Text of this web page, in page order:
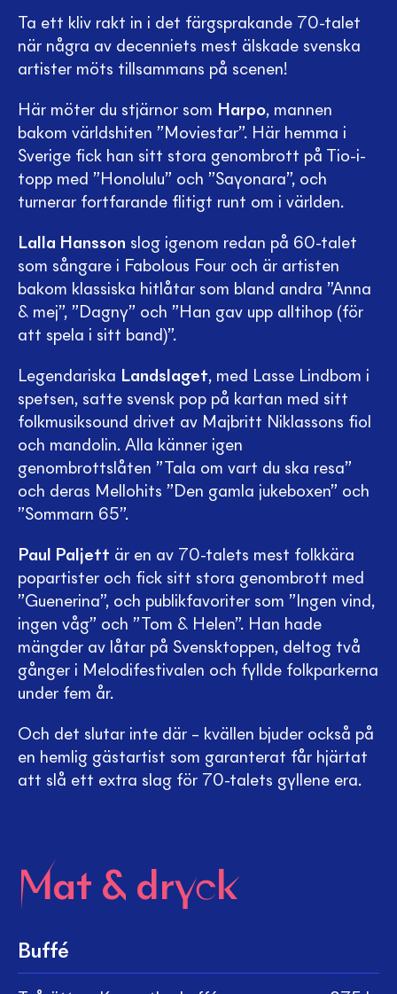
Ta ett kliv rakt in i det färgsprakande 70-talet
när några av decenniets mest älskade svenska
artister möts tillsammans på scenen!
Här möter du stjärnor som Harpo, mannen
bakom världshiten ”Moviestar”. Här hemma i
Sverige fick han sitt stora genombrott på Tio-i-
topp med ”Honolulu” och ”Sayonara”, och
turnerar fortfarande flitigt runt om i världen.
Lalla Hansson slog igenom redan på 60-talet
som sångare i Fabolous Four och är artisten
bakom klassiska hitlåtar som bland andra ”Anna
& mej”, ”Dagny” och ”Han gav upp alltihop (för
att spela i sitt band)”.
Legendariska Landslaget, med Lasse Lindbom i
spetsen, satte svensk pop på kartan med sitt
folkmusiksound drivet av Majbritt Niklassons fiol
och mandolin. Alla känner igen
genombrottslåten ”Tala om vart du ska resa”
och deras Mellohits ”Den gamla jukeboxen” och
”Sommarn 65”.
Paul Paljett är en av 70-talets mest folkkära
popartister och fick sitt stora genombrott med
”Guenerina”, och publikfavoriter som ”Ingen vind,
ingen våg” och ”Tom & Helen”. Han hade
mängder av låtar på Svensktoppen, deltog två
gånger i Melodifestivalen och fyllde folkparkerna
under fem år.
Och det slutar inte där – kvällen bjuder också på
en hemlig gästartist som garanterat får hjärtat
att slå ett extra slag för 70-talets gyllene era.
Mat & dryck
Buffé